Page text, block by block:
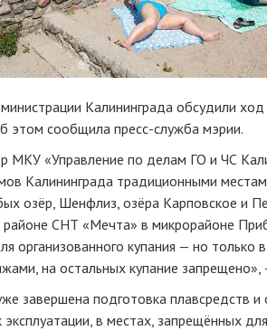
Калининграда обсудили
этом сообщила пресс-служба мэрии.
МКУ «Управление по делам ГО и ЧС
Калининграда традиционными
озёр, Шенфлиз, озёра Карповское и
СНТ «Мечта» в микрорайоне
организованного купания — но только
на остальных купание
завершена подготовка плавсредств и
в местах, запрещённых для